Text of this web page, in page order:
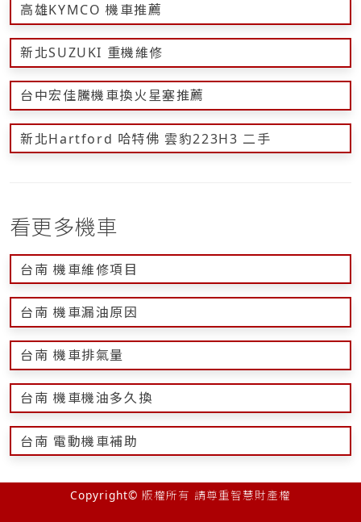
高雄KYMCO 機車推薦
新北SUZUKI 重機維修
台中宏佳騰機車換火星塞推薦
新北Hartford 哈特佛 雲豹223H3 二手
看更多機車
台南 機車維修項目
台南 機車漏油原因
台南 機車排氣量
台南 機車機油多久換
台南 電動機車補助
Copyright© 版權所有 請尊重智慧財產權